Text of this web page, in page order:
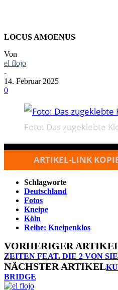
LOCUS AMOENUS
Von
el flojo
-
14. Februar 2025
0
Foto: Das zugeklebte
ARTIKEL-LINK
Schlagworte
Deutschland
Fotos
Kneipe
Köln
Reihe: Kneipenklos
VORHERIGER
ZEITEN FEAT. DIE 2 VON
NÄCHSTER ARTIKEL
BRIDGE